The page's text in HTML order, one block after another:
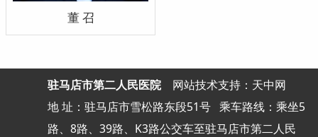
董 召
驻马店市第二人民医院 网站技术支持：天中网
地 址：驻马店市雪松路东段51号 乘车路线：乘坐5
路、8路、39路、K3路公交车至驻马店市第二人民